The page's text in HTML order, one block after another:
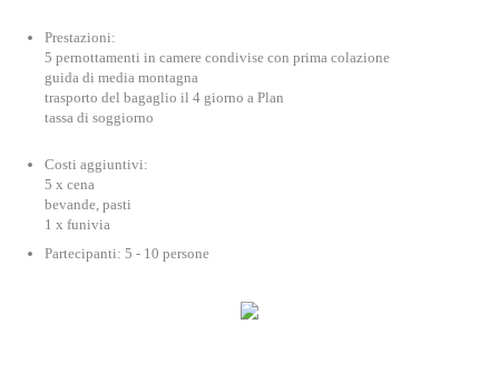
Prestazioni:
5 pernottamenti in camere condivise con prima colazione
guida di media montagna
trasporto del bagaglio il 4 giorno a Plan
tassa di soggiorno
Costi aggiuntivi:
5 x cena
bevande, pasti
1 x funivia
Partecipanti: 5 - 10 persone